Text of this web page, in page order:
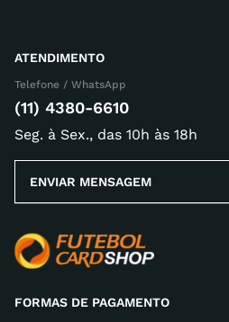
ATENDIMENTO
Telefone / WhatsApp
(11) 4380-6610
Seg. à Sex., das 10h às 18h
ENVIAR MENSAGEM
FORMAS DE PAGAMENTO